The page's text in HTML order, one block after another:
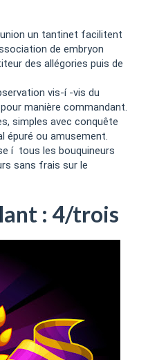
un tantinet facilitent
de embryon
des allégories puis de
vis-í -vis du
manière commandant.
simples avec conquête
épuré ou amusement.
í tous les bouquineurs
sans frais sur le
: 4/trois